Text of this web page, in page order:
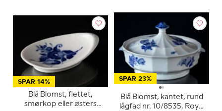
SPAR 14%
Blå Blomst, flettet,
smørkop eller østers
SPAR 23%
Blå Blomst, kantet, rund
lågfad nr. 10/8535, Royal